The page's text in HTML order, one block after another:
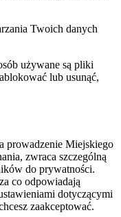
Twoich danych
używane są pliki
lub usunąć,
prowadzenie Miejskiego
zwraca szczególną
do prywatności.
co odpowiadają
dotyczącymi
zaakceptować.